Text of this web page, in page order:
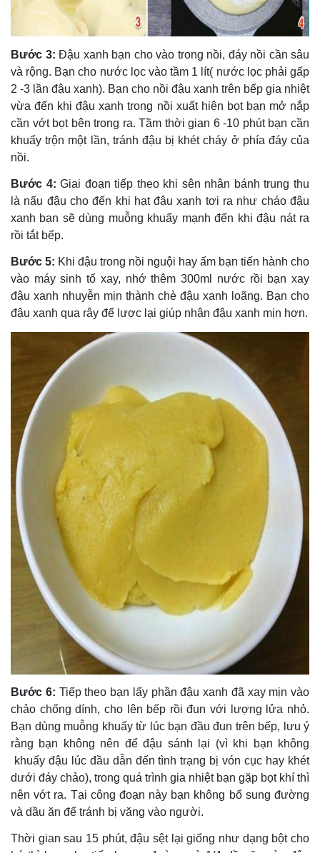
Bước 3: Đậu xanh bạn cho vào trong nồi, đáy nồi cần sâu
và rộng. Bạn cho nước lọc vào tầm 1 lít( nước lọc phải gấp
2 -3 lần đậu xanh). Bạn cho nồi đậu xanh trên bếp gia nhiệt
vừa đến khi đậu xanh trong nồi xuất hiện bọt bạn mở nắp
cần vớt bọt bên trong ra. Tầm thời gian 6 -10 phút bạn cần
khuấy trộn một lần, tránh đậu bị khét cháy ở phía đáy của
nồi.
Bước 4: Giai đoạn tiếp theo khi sên nhân bánh trung thu
là nấu đậu cho đến khi hạt đậu xanh tơi ra như cháo đậu
xanh bạn sẽ dùng muỗng khuấy mạnh đến khi đậu nát ra
rồi tắt bếp.
Bước 5: Khi đậu trong nồi nguội hay ấm bạn tiến hành cho
vào máy sinh tố xay, nhớ thêm 300ml nước rồi bạn xay
đậu xanh nhuyễn mịn thành chè đậu xanh loãng. Bạn cho
đậu xanh qua rây để lược lại giúp nhân đậu xanh mịn hơn.
Bước 6: Tiếp theo bạn lấy phần đậu xanh đã xay mịn vào
chảo chống dính, cho lên bếp rồi đun với lượng lửa nhỏ.
Bạn dùng muỗng khuấy từ lúc bạn đầu đun trên bếp, lưu ý
rằng bạn không nên để đậu sánh lại (vì khi bạn không
khuấy đậu lúc đầu dẫn đến tình trạng bị vón cục hay khét
dưới đáy chảo), trong quá trình gia nhiệt bạn gặp bọt khí thì
nên vớt ra. Tại công đoạn này bạn không bổ sung đường
và dầu ăn để tránh bị văng vào người.
Thời gian sau 15 phút, đậu sệt lại giống như dạng bột cho